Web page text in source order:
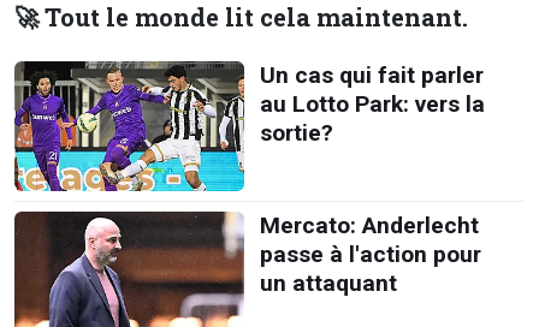
🚀 Tout le monde lit cela maintenant.
Un cas qui fait parler
au Lotto Park: vers la
sortie?
Mercato: Anderlecht
passe à l'action pour
un attaquant